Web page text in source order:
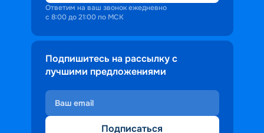
городам, чтобы вы смогли увидеть
популярные туристические
маршруты.
Ответим на ваш звонок ежедневно
с 8:00 до 21:00 по МСК
Подпишитесь на рассылку с
лучшими предложениями
Подписаться